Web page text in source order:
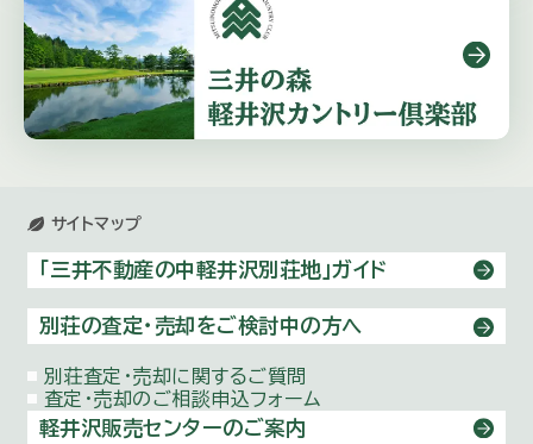
サイトマップ
「三井不動産の中軽井沢別荘地」ガイド
別荘の査定・売却をご検討中の方へ
別荘査定・売却に関するご質問
査定・売却のご相談申込フォーム
軽井沢販売センターのご案内